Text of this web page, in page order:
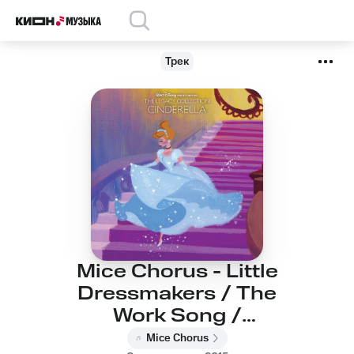
Трек
Mice Chorus - Little
Dressmakers / The
Work Song /
Scavenger Hunt /A
Mice Chorus